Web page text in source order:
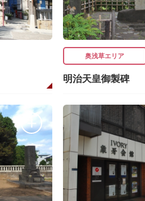
奥浅草エリア
明治天皇御製碑